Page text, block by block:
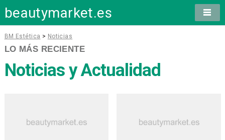
beautymarket.es
BM Estética > Noticias
LO MÁS RECIENTE
Noticias y Actualidad